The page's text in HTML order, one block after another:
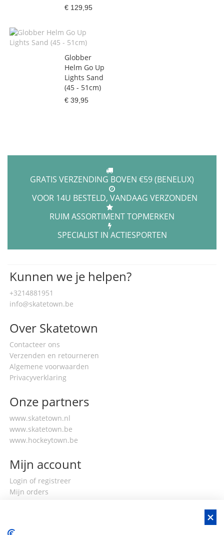
€ 129,95
Globber
Helm Go Up
Lights Sand
(45 - 51cm)
€ 39,95
GRATIS VERZENDING BOVEN €59 (BENELUX)
VOOR 14U BESTELD, VANDAAG VERZONDEN
RUIM ASSORTIMENT TOPMERKEN
SPECIALIST IN ACTIESPORTEN
Kunnen we je helpen?
+3214881951
info@skatetown.be
Over Skatetown
Contacteer ons
Verzenden en retourneren
Algemene voorwaarden
Privacyverklaring
Onze partners
www.skatetown.nl
www.skatetown.be
www.hockeytown.be
Mijn account
Login of registreer
Mijn orders